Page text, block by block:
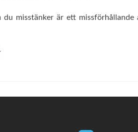
misstänker är ett missförhållande